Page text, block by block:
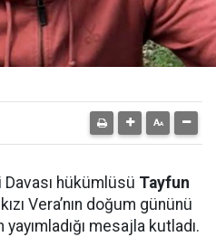
Davası hükümlüsü Tayfun
Vera’nın doğum gününü
mesajla kutladı.